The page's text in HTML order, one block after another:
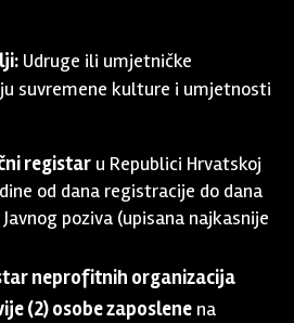
Udruge ili umjetničke
suvremene kulture i umjetnosti
registar u Republici Hrvatskoj
od dana registracije do dana
poziva (upisana najkasnije
neprofitnih organizacija
(2) osobe zaposlene na